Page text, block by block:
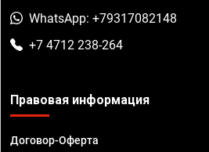
WhatsApp: +79317082148
+7 4712 238-264
Правовая информация
Договор-Оферта